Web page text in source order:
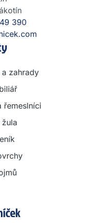
390
zahrady
řemeslníci